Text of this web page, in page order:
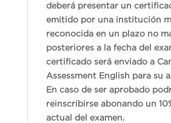
deberá presentar un
emitido por una institución
reconocida en un plazo no
posteriores a la fecha del
certificado será enviado a
Assessment English para su
En caso de ser aprobado
reinscribirse abonando un
actual del examen.